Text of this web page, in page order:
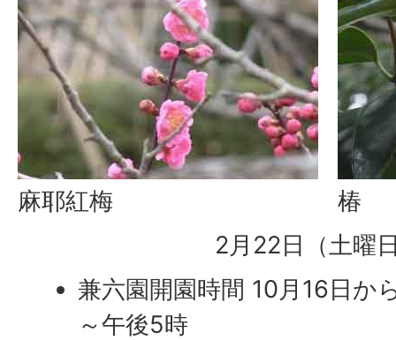
麻耶紅梅
椿
2月22日（土曜
兼六園開園時間 10月16日か
～午後5時